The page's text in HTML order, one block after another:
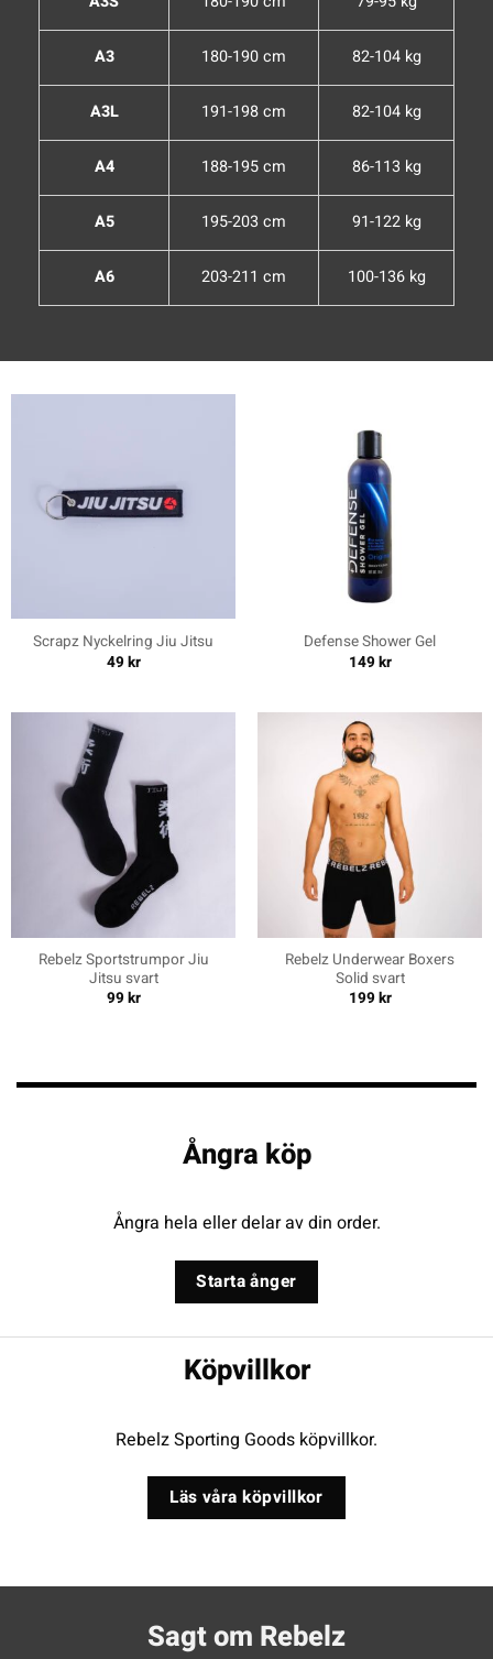
A3 180-190 cm 82-104 kg
A3L 191-198 cm 82-104 kg
A4 188-195 cm 86-113 kg
A5 195-203 cm 91-122 kg
A6 203-211 cm 100-136 kg
Scrapz Nyckelring Jiu Jitsu
49kr
Defense Shower Gel
149kr
Rebelz Sportstrumpor Jiu
Jitsu svart
99kr
Rebelz Underwear Boxers
Solid svart
199kr
Ångra köp
Ångra hela eller delar av din order.
Starta ånger
Köpvillkor
Rebelz Sporting Goods köpvillkor.
Läs våra köpvillkor
Sagt om Rebelz